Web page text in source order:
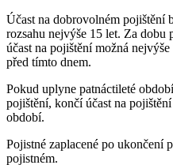
Účast na dobrovolném pojištění
rozsahu nejvýše 15 let. Za dobu
účast na pojištění možná
před tímto dnem.
Pokud uplyne patnáctileté
pojištění, končí účast na
období.
Pojistné zaplacené po ukončení
pojistném.